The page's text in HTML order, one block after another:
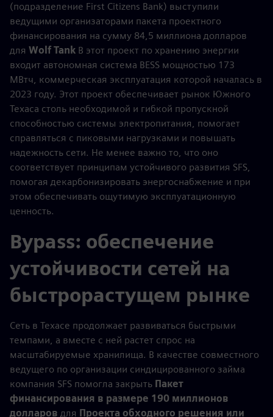
(подразделение First Citizens Bank) выступили
ведущими организаторами пакета проектного
финансирования на сумму 84,5 миллиона долларов
для Wolf Tank В этот проект по хранению энергии
входит автономная система BESS мощностью 173
МВтч, коммерческая эксплуатация которой началась в
2023 году. Этот проект обеспечивает рынок Южного
Техаса столь необходимой и гибкой пропускной
способностью системы электропитания, помогает
справляться с пиковыми нагрузками и повышать
надежность сети. Не менее важно то, что оно
соответствует принципам устойчивого развития SFS,
помогая декарбонизировать энергоснабжение и при
этом обеспечивать ощутимую эксплуатационную
ценность.
Bypass: обеспечение
устойчивости сетей на
быстрорастущем рынке
Сеть в Техасе продолжает развиваться быстрыми
темпами, а вместе с ней растет спрос на
масштабируемые хранилища. В качестве совместного
ведущего по организации синдицированного займа
компания SFS помогла закрыть Пакет
финансирования в размере 190 миллионов
долларов для Проекта обходного решения или